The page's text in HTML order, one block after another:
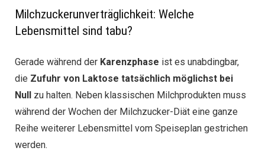
Milchzuckerunverträglichkeit: Welche
Lebensmittel sind tabu?
Gerade während der Karenzphase ist es unabdingbar,
die Zufuhr von Laktose tatsächlich möglichst bei
Null zu halten. Neben klassischen Milchprodukten muss
während der Wochen der Milchzucker-Diät eine ganze
Reihe weiterer Lebensmittel vom Speiseplan gestrichen
werden.